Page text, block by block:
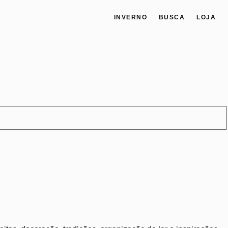
INVERNO BUSCA LOJA